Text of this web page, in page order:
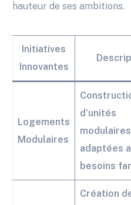
hauteur de ses ambitions.
Initiatives
Innovantes
Logements
Modulaires
d’unités
modulaires
adaptées
besoins
Création